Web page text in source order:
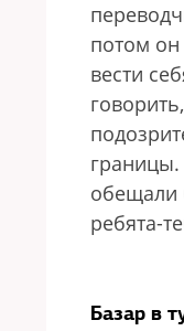
потом он
вести
границы.
обещали
ребята-
Базар в